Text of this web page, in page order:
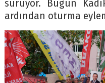
sürüyor. Bugün
ardından oturma